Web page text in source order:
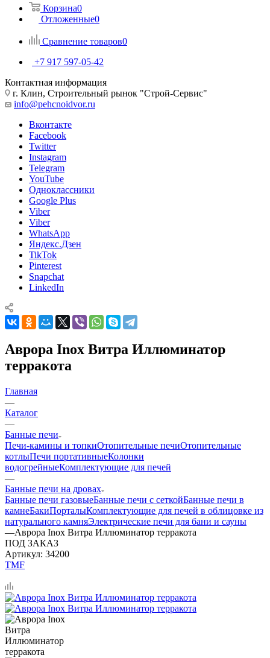
Корзина0
Отложенные0
Сравнение товаров0
+7 917 597-05-42
Контактная информация
г. Клин, Строительный рынок "Строй-Сервис"
info@pehcnoidvor.ru
Вконтакте
Facebook
Twitter
Instagram
Telegram
YouTube
Одноклассники
Google Plus
Viber
Viber
WhatsApp
Яндекс.Дзен
TikTok
Pinterest
Snapchat
LinkedIn
Аврора Inox Витра Иллюминатор
терракота
Главная
—
Каталог
—
Банные печи
Печи-камины и топкиОтопительные печиОтопительные
котлыПечи портативныеКолонки
водогрейныеКомплектующие для печей
—
Банные печи на дровах
Банные печи газовыеБанные печи с сеткойБанные печи в
камнеБакиПорталыКомплектующие для печей в облицовке из
натурального камняЭлектрические печи для бани и сауны
—Аврора Inox Витра Иллюминатор терракота
ПОД ЗАКАЗ
Артикул: 34200
TMF